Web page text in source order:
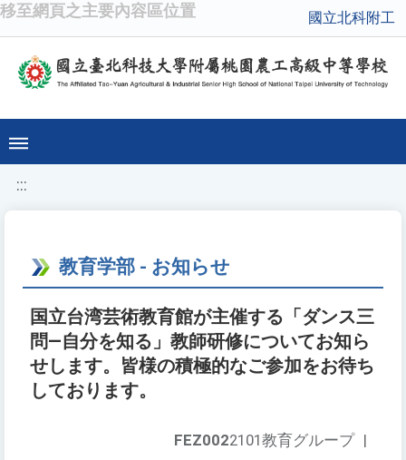
移至網頁之主要內容區位置 國立北科附工
:::
教育学部 - お知らせ
国立台湾芸術教育館が主催する「ダンス三
問―自分を知る」教師研修についてお知ら
せします。皆様の積極的なご参加をお待ち
しております。
FEZ0022101教育グループ |